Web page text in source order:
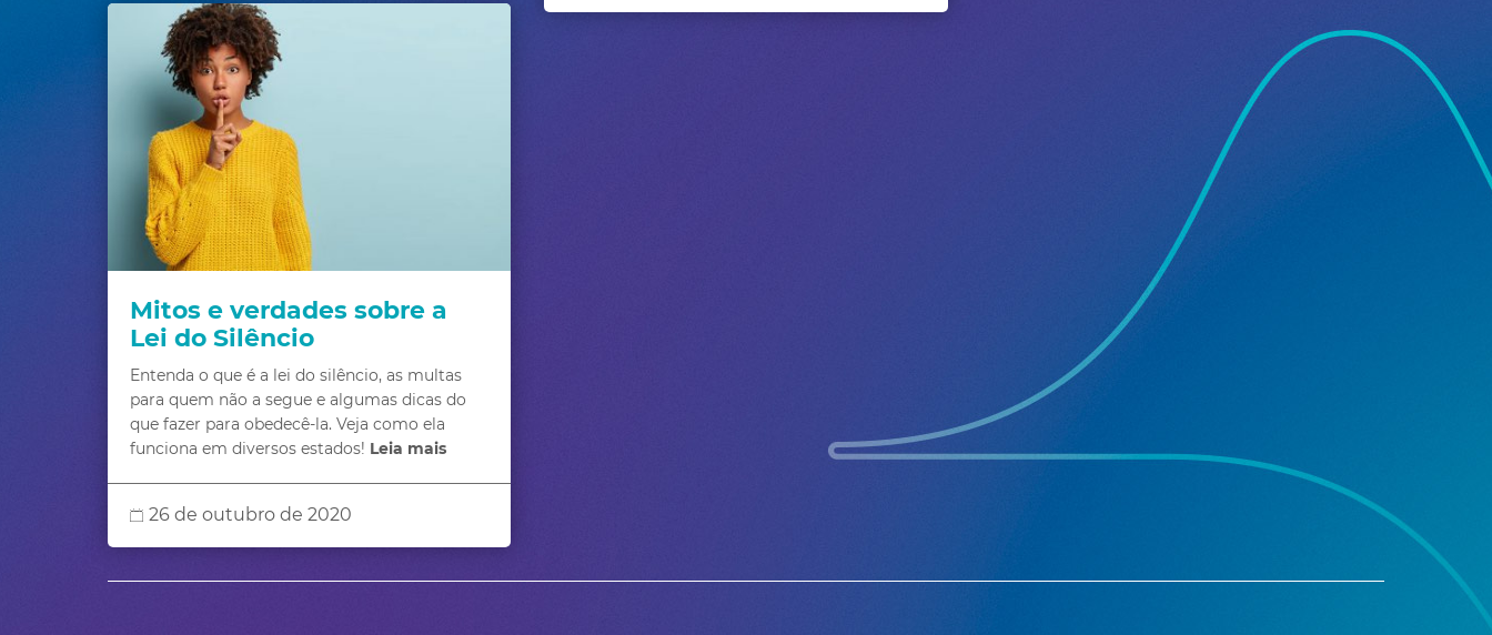
Mitos e verdades sobre a
Lei do Silêncio
Entenda o que é a lei do silêncio, as multas
para quem não a segue e algumas dicas do
que fazer para obedecê-la. Veja como ela
funciona em diversos estados! Leia mais
26 de outubro de 2020